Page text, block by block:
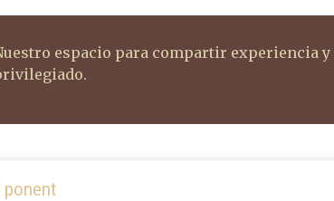
espacio para compartir experiencia
ponent